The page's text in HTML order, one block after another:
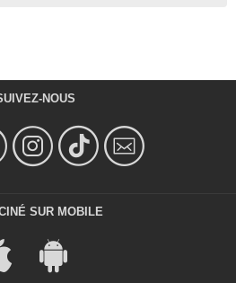
NOUS
SUR MOBILE